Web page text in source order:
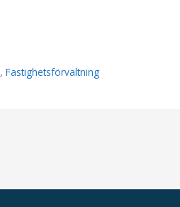
,Fastighetsförvaltning